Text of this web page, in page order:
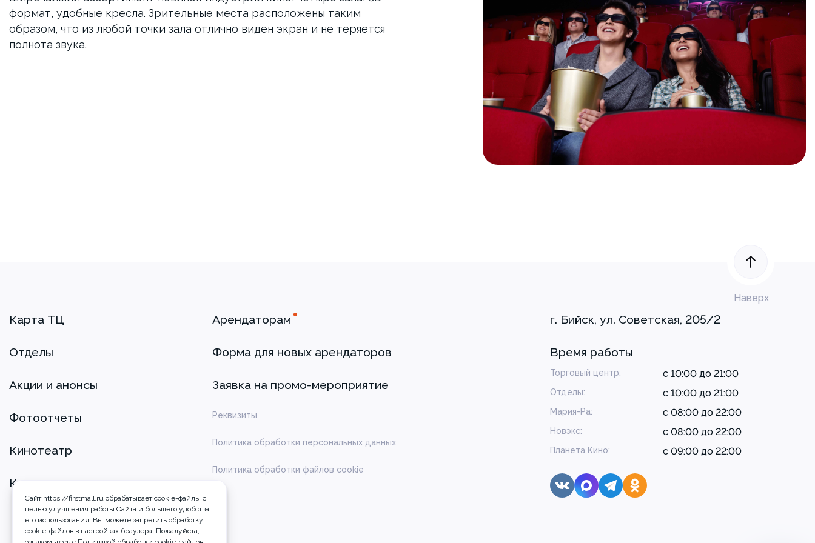
формат, удобные кресла. Зрительные места расположены таким
образом, что из любой точки зала отлично виден экран и не теряется
полнота звука.
Наверх
Карта ТЦ
Отделы
Акции и анонсы
Фотоотчеты
Кинотеатр
Контакты
Арендаторам
Форма для новых арендаторов
Заявка на промо-мероприятие
Реквизиты
Политика обработки персональных данных
Политика обработки файлов cookie
г. Бийск, ул. Советская, 205/2
Время работы
Торговый центр: с 10:00 до 21:00
Отделы: с 10:00 до 21:00
Мария-Ра: с 08:00 до 22:00
Новэкс: с 08:00 до 22:00
Планета Кино: с 09:00 до 22:00
Сайт https://firstmall.ru обрабатывает cookie-файлы с
целью улучшения работы Сайта и большего удобства
его использования. Вы можете запретить обработку
сookie-файлов в настройках браузера. Пожалуйста,